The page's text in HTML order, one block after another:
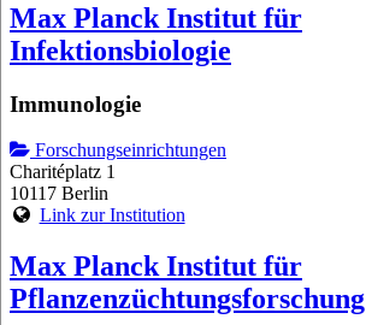
Max Planck Institut für
Infektionsbiologie
Immunologie
Forschungseinrichtungen
Charitéplatz 1
10117 Berlin
Link zur Institution
Max Planck Institut für
Pflanzenzüchtungsforschung